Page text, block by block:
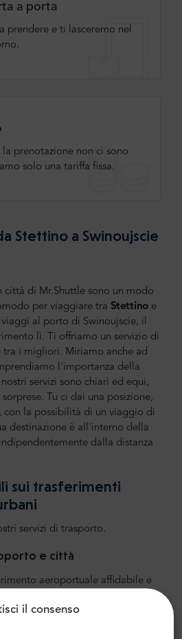
il consenso
a porta
prendere e ti lasceremo nel
prenotazione non ci sono
solo una tariffa fissa.
Stettino a Swinoujscie
città di Mr.Shuttle sono un modo
per viaggiare tra Stettino e
viaggi al porto di Swinoujscie, il
lì. Ti offriamo un servizio di
i migliori. Miriamo anche ad
l'importanza della
servizi sono chiari ed equi,
Tu ci dai una posizione,
con la possibilità di un viaggio di
destinazione è all'interno della
dalla distanza
sui trasferimenti
servizi di trasporto.
e città
aeroportuale affidabile e
Trip-Advisor. Offriamo il